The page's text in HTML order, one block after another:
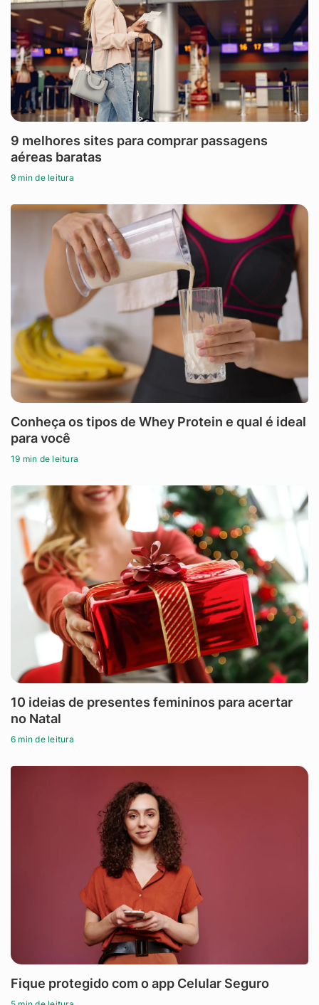
9 melhores sites para comprar passagens
aéreas baratas
9 min de leitura
Conheça os tipos de Whey Protein e qual é ideal
para você
19 min de leitura
10 ideias de presentes femininos para acertar
no Natal
6 min de leitura
Fique protegido com o app Celular Seguro